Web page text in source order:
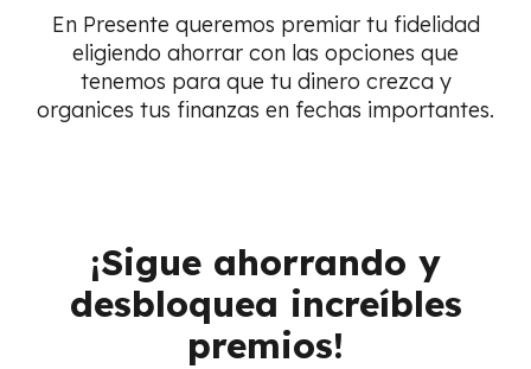
En Presente queremos premiar tu fidelidad
eligiendo ahorrar con las opciones que
tenemos para que tu dinero crezca y
organices tus finanzas en fechas importantes.
¡Sigue ahorrando y
desbloquea increíbles
premios!